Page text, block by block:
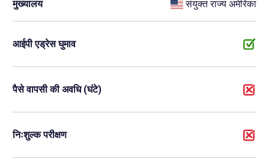
मुख्यालय संयुक्त राज्य अमेरिका
आईपी एड्रेस घुमाव
पैसे वापसी की अवधि (घंटे)
निःशुल्क परीक्षण